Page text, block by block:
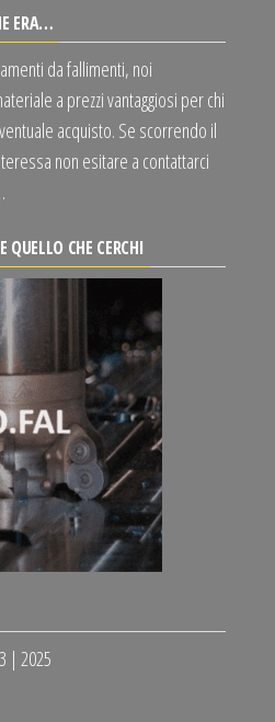
ERA…
da fallimenti, noi
a prezzi vantaggiosi per chi
acquisto. Se scorrendo il
non esitare a contattarci
.
CHE CERCHI
| 2025